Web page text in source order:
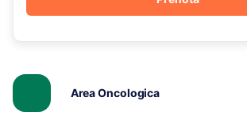
Area Oncologica